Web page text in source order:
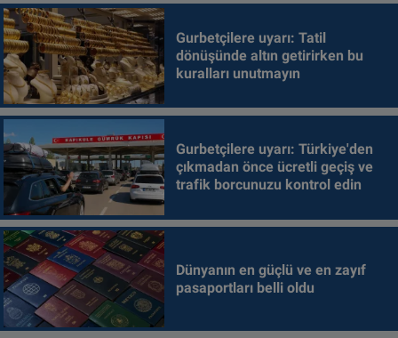
Gurbetçilere uyarı: Tatil
dönüşünde altın getirirken bu
kuralları unutmayın
Gurbetçilere uyarı: Türkiye'den
çıkmadan önce ücretli geçiş ve
trafik borcunuzu kontrol edin
Dünyanın en güçlü ve en zayıf
pasaportları belli oldu